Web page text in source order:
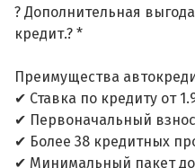
? Дополнительная
кредит.? *
Преимущества
✔ Ставка по кредиту от
✔ Первоначальный взнос
✔ Более 38 кредитных
✔ Минимальный пакет